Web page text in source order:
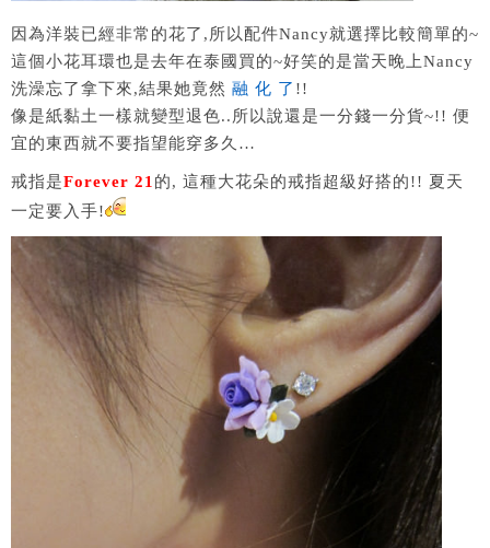
因為洋裝已經非常的花了,所以配件Nancy就選擇比較簡單的~
這個小花耳環也是去年在泰國買的~好笑的是當天晚上Nancy
洗澡忘了拿下來,結果她竟然 融 化 了 !!
像是紙黏土一樣就變型退色..所以說還是一分錢一分貨~!! 便
宜的東西就不要指望能穿多久…
戒指是Forever 21 的, 這種大花朵的戒指超級好搭的!! 夏天
一定要入手!